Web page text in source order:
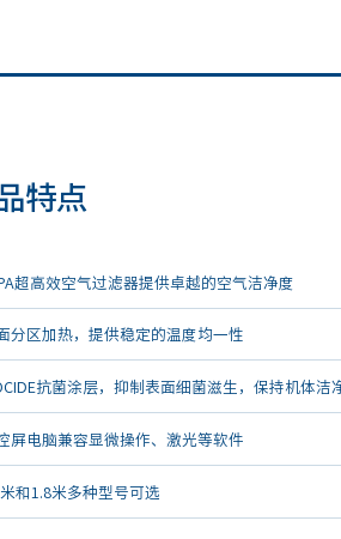
特点
超高效空气过滤器提供卓越的空气洁净度
分区加热，提供稳定的温度均一性
抗菌涂层，抑制表面细菌滋生，保持机体洁
屏电脑兼容显微操作、激光等软件
和1.8米多种型号可选